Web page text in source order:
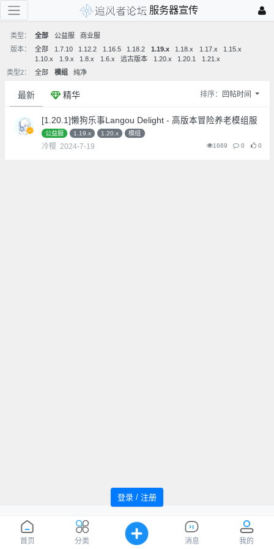
首页 分类 消息 我的
登录 / 注册
服务器宣传
类型： 全部 公益服
商业服
版本：
全部 1.7.10 1.12.2 1.16.5 1.18.2 1.19.x 1.18.x 1.17.x
1.15.x
1.10.x
1.9.x 1.8.x 1.6.x 远古版本 1.20.x 1.20.1
1.21.x
类型2：
全部 模组 纯净
最新 精华 排序： 回帖时间
[1.20.1]懒狗乐事Langou Delight - 高版本冒险养老模组服
公益服 1.19.x 1.20.x 模组
冷樱 2024-7-19 1669 0 0
追风者论坛 Powered by WindMC
备20220059号
1037990
Processed: , SQL: